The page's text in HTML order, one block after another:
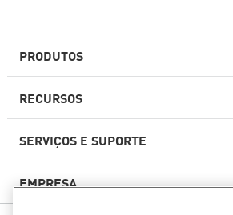
PRODUTOS
Firewalls de última geração
firewallcorporativo
Serviço de segurança de rede
RECURSOS
SERVIÇOS E SUPORTE
EMPRESA